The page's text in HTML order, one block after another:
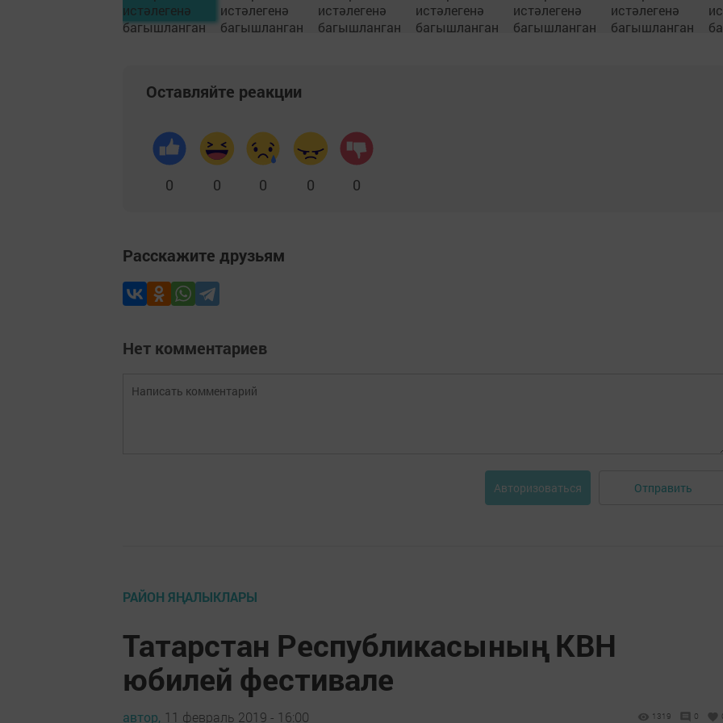
Оставляйте реакции
0 0 0 0 0
Расскажите друзьям
Нет комментариев
Авторизоваться Отправить
РАЙОН ЯҢАЛЫКЛАРЫ
Татарстан Республикасының КВН
юбилей фестивале
автор, 11 февраль 2019 - 16:00 1319 0